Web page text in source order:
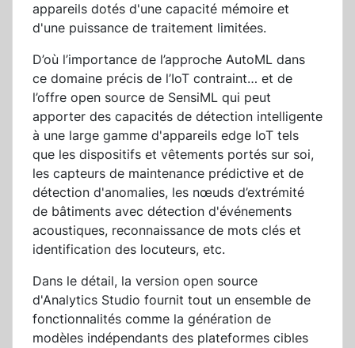
appareils dotés d'une capacité mémoire et
d'une puissance de traitement limitées.
D’où l’importance de l’approche AutoML dans
ce domaine précis de l’IoT contraint… et de
l’offre open source de SensiML qui peut
apporter des capacités de détection intelligente
à une large gamme d'appareils edge IoT tels
que les dispositifs et vêtements portés sur soi,
les capteurs de maintenance prédictive et de
détection d'anomalies, les nœuds d’extrémité
de bâtiments avec détection d'événements
acoustiques, reconnaissance de mots clés et
identification des locuteurs, etc.
Dans le détail, la version open source
d'Analytics Studio fournit tout un ensemble de
fonctionnalités comme la génération de
modèles indépendants des plateformes cibles